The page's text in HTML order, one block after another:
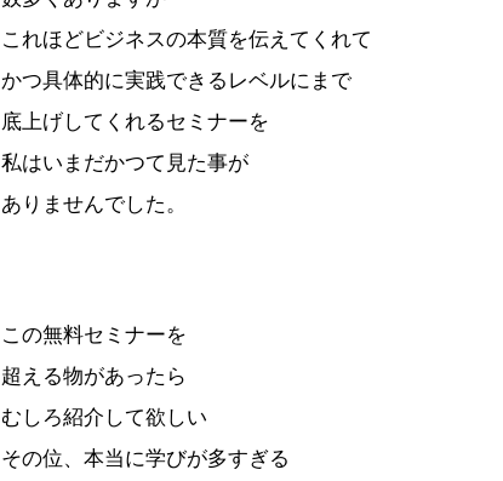
これほどビジネスの本質を伝えてくれて
かつ具体的に実践できるレベルにまで
底上げしてくれるセミナーを
私はいまだかつて見た事が
ありませんでした。
この無料セミナーを
超える物があったら
むしろ紹介して欲しい
その位、本当に学びが多すぎる